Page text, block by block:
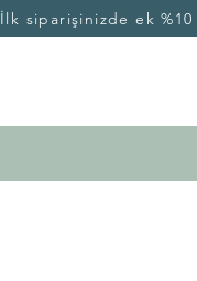
İlk siparişinizde ek